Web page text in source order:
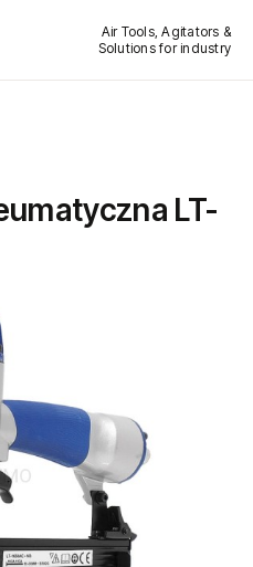
Air Tools, Agitators &
Solutions for industry
LT-